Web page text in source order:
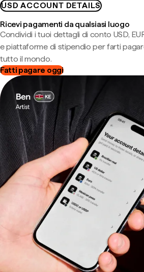
USD ACCOUNT DETAILS
Ricevi pagamenti da qualsiasi luogo
Condividi i tuoi dettagli di conto USD,
e piattaforme di stipendio per farti
tutto il mondo.
Fatti pagare oggi